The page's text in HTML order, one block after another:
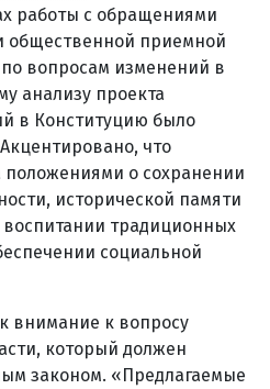
работы с обращениями
общественной приемной
вопросам изменений в
анализу проекта
в Конституцию было
что
положениями о сохранении
исторической памяти
воспитании традиционных
социальной
внимание к вопросу
который должен
законом. «Предлагаемые